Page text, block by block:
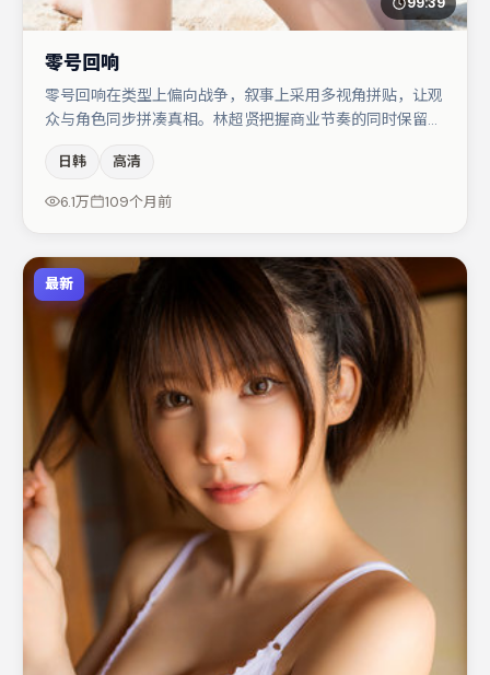
零号回响
零号回响在类型上偏向战争，叙事上采用多视角拼贴，让观
众与角色同步拼凑真相。林超贤把握商业节奏的同时保留人
幂、周冬雨、裴斗娜等，角色动机前后呼应，适合喜欢抠台
词与伏笔的观众。若你偏爱强类型与清晰主线，这部作品值
日韩 高清
6.1万 109个月前
最新